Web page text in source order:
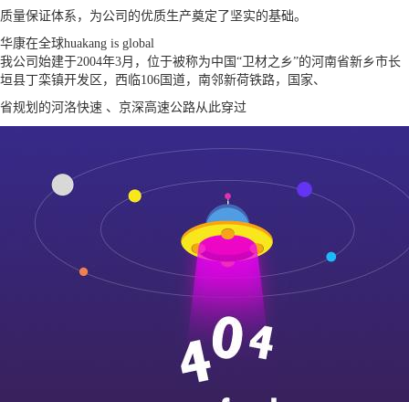
质量保证体系，为公司的优质生产奠定了坚实的基础。
华康在全球huakang is global
我公司始建于2004年3月，位于被称为中国“卫材之乡”的河南省新乡市长
垣县丁栾镇开发区，西临106国道，南邻新荷铁路，国家、
省规划的河洛快速 、京深高速公路从此穿过